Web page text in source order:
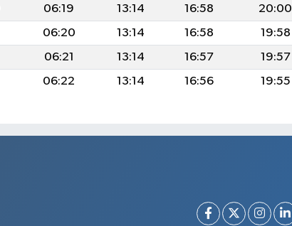
06:19 13:14 16:58 20:00
06:20 13:14 16:58 19:58
06:21 13:14 16:57 19:57
06:22 13:14 16:56 19:55